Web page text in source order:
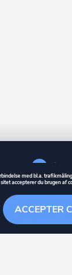
Søgehistorik
GUIDE
varemærke
26. 2., 2600
ACCEPTER
med bl.a.
accepterer du brugen af